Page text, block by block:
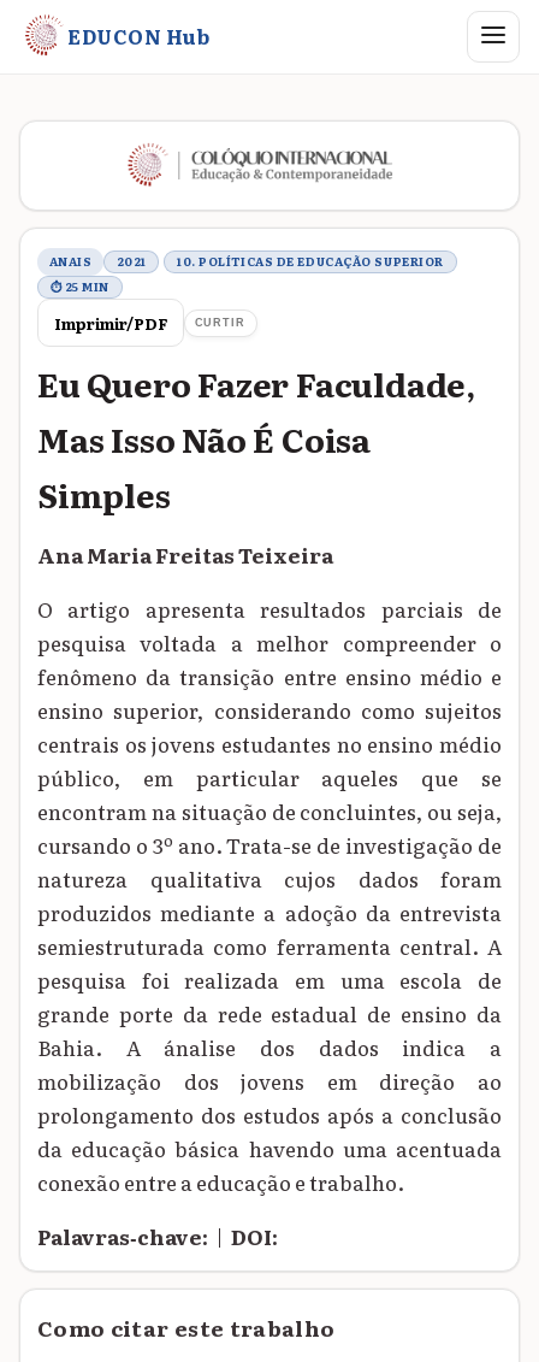
EDUCON Hub Abrir
Metadados do trabalho
ANAIS 2021
10. POLÍTICAS DE EDUCAÇÃO SUPERIOR
⏱ 25 MIN
Imprimir/PDF CURTIR
Eu Quero Fazer Faculdade,
Mas Isso Não É Coisa
Simples
Ana Maria Freitas Teixeira
O artigo apresenta resultados parciais de
pesquisa voltada a melhor compreender o
fenômeno da transição entre ensino médio e
ensino superior, considerando como sujeitos
centrais os jovens estudantes no ensino médio
público, em particular aqueles que se
encontram na situação de concluintes, ou seja,
cursando o 3º ano. Trata-se de investigação de
natureza qualitativa cujos dados foram
produzidos mediante a adoção da entrevista
semiestruturada como ferramenta central. A
pesquisa foi realizada em uma escola de
grande porte da rede estadual de ensino da
Bahia. A ánalise dos dados indica a
mobilização dos jovens em direção ao
prolongamento dos estudos após a conclusão
da educação básica havendo uma acentuada
conexão entre a educação e trabalho.
Palavras‑chave: | DOI:
Como citar este trabalho